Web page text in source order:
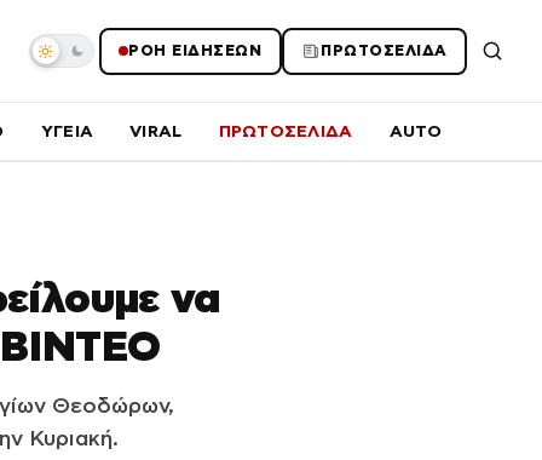
ΡΟΗ ΕΙΔΗΣΕΩΝ ΠΡΩΤΟΣΕΛΙΔΑ
ΥΓΕΙΑ VIRAL ΠΡΩΤΟΣΕΛΙΔΑ AUTO
να
ΒΙΝΤΕΟ
Θεοδώρων,
Κυριακή.